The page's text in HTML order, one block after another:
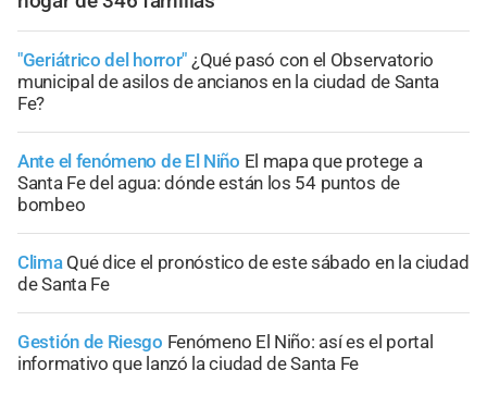
"Geriátrico del horror" ¿Qué pasó con el Observatorio
municipal de asilos de ancianos en la ciudad de Santa
Fe?
Ante el fenómeno de El Niño El mapa que protege a
Santa Fe del agua: dónde están los 54 puntos de
bombeo
Clima Qué dice el pronóstico de este sábado en la ciudad
de Santa Fe
Gestión de Riesgo Fenómeno El Niño: así es el portal
informativo que lanzó la ciudad de Santa Fe